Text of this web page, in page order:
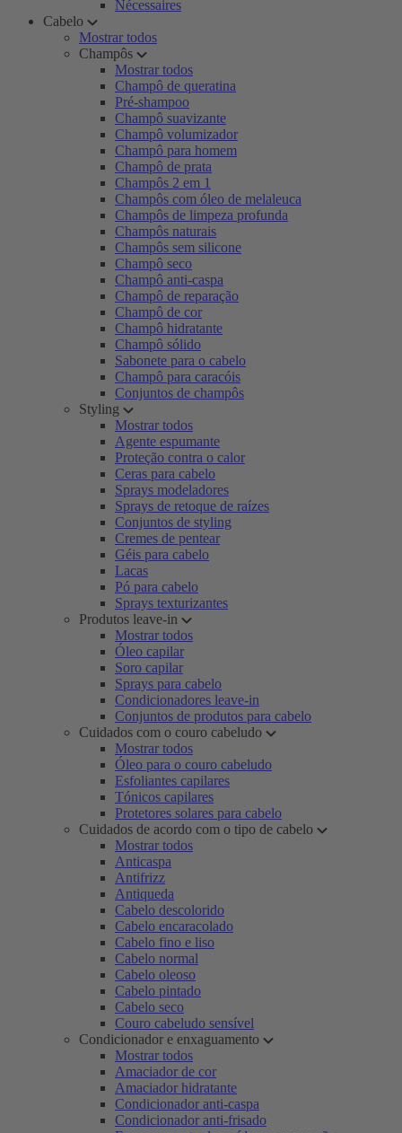
Nécessaires
Cabelo
Mostrar todos
Champôs
Mostrar todos
Champô de queratina
Pré-shampoo
Champô suavizante
Champô volumizador
Champô para homem
Champô de prata
Champôs 2 em 1
Champôs com óleo de melaleuca
Champôs de limpeza profunda
Champôs naturais
Champôs sem silicone
Champô seco
Champô anti-caspa
Champô de reparação
Champô de cor
Champô hidratante
Champô sólido
Sabonete para o cabelo
Champô para caracóis
Conjuntos de champôs
Styling
Mostrar todos
Agente espumante
Proteção contra o calor
Ceras para cabelo
Sprays modeladores
Sprays de retoque de raízes
Conjuntos de styling
Cremes de pentear
Géis para cabelo
Lacas
Pó para cabelo
Sprays texturizantes
Produtos leave-in
Mostrar todos
Óleo capilar
Soro capilar
Sprays para cabelo
Condicionadores leave-in
Conjuntos de produtos para cabelo
Cuidados com o couro cabeludo
Mostrar todos
Óleo para o couro cabeludo
Esfoliantes capilares
Tónicos capilares
Protetores solares para cabelo
Cuidados de acordo com o tipo de cabelo
Mostrar todos
Anticaspa
Antifrizz
Antiqueda
Cabelo descolorido
Cabelo encaracolado
Cabelo fino e liso
Cabelo normal
Cabelo oleoso
Cabelo pintado
Cabelo seco
Couro cabeludo sensível
Condicionador e enxaguamento
Mostrar todos
Amaciador de cor
Amaciador hidratante
Condicionador anti-caspa
Condicionador anti-frisado